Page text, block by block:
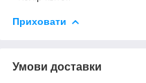
Приховати
Умови доставки